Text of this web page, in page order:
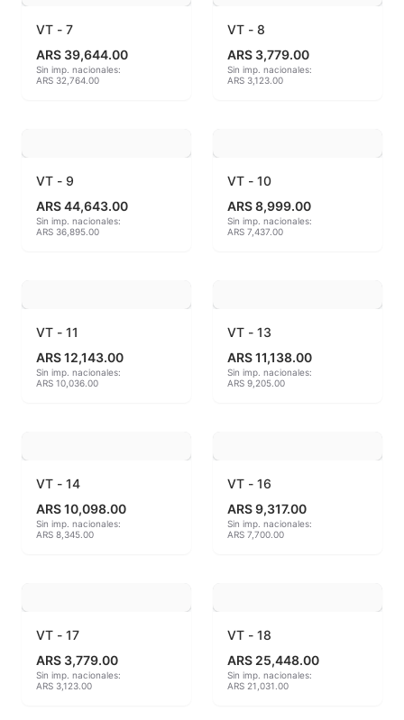
Granillas (970ºC-1020ºC)
Kingtsugi
Maquinarias
MAYCO BRUSHES
MAYCO DESIGNER LINER
MAYCO DUNCAN ACCESSORIES
VT - 7
ARS 39,644.00
Sin imp. nacionales:
ARS 32,764.00
VT - 8
ARS 3,779.00
Sin imp. nacionales:
ARS 3,123.00
VT - 9
ARS 44,643.00
Sin imp. nacionales:
ARS 36,895.00
VT - 10
ARS 8,999.00
Sin imp. nacionales:
ARS 7,437.00
VT - 11
ARS 12,143.00
Sin imp. nacionales:
ARS 10,036.00
VT - 13
ARS 11,138.00
Sin imp. nacionales:
ARS 9,205.00
VT - 14
ARS 10,098.00
Sin imp. nacionales:
ARS 8,345.00
VT - 16
ARS 9,317.00
Sin imp. nacionales:
ARS 7,700.00
VT - 17
ARS 3,779.00
Sin imp. nacionales:
ARS 3,123.00
VT - 18
ARS 25,448.00
Sin imp. nacionales:
ARS 21,031.00